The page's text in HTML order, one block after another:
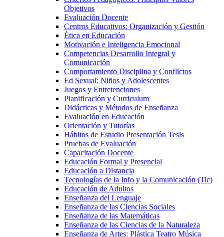
Objetivos
Evaluación Docente
Centros Educativos: Organización y Gestión
Ética en Educación
Motivación e Inteligencia Emocional
Competencias Desarrollo Integral y
Comunicación
Comportamiento Disciplina y Conflictos
Ed Sexual: Niños y Adolescentes
Juegos y Entretenciones
Planificación y Curriculum
Didácticas y Métodos de Enseñanza
Evaluación en Educación
Orientación y Tutorías
Hábitos de Estudio Presentación Tesis
Pruebas de Evaluación
Capacitación Docente
Educación Formal y Presencial
Educación a Distancia
Tecnologías de la Info y la Comunicación (Tic)
Educación de Adultos
Enseñanza del Lenguaje
Enseñanza de las Ciencias Sociales
Enseñanza de las Matemáticas
Enseñanza de las Ciencias de la Naturaleza
Enseñanza de Artes: Plástica Teatro Música